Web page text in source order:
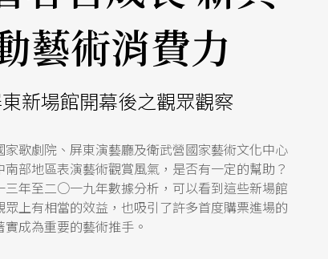
藝術消費力
新場館開幕後之觀眾觀察
歌劇院、屏東演藝廳及衛武營國家藝術文化中心
部地區表演藝術觀賞風氣，是否有一定的幫助？
年至二○一九年數據分析，可以看到這些新場館
上有相當的效益，也吸引了許多首度購票進場的
實成為重要的藝術推手。